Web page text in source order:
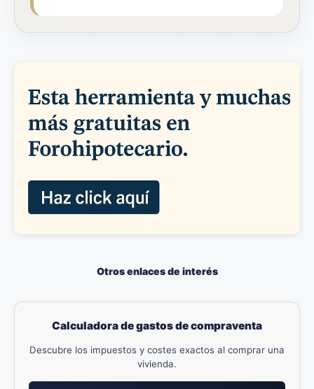
Otros enlaces de interés
Calculadora de gastos de compraventa
Descubre los impuestos y costes exactos al comprar una
vivienda.